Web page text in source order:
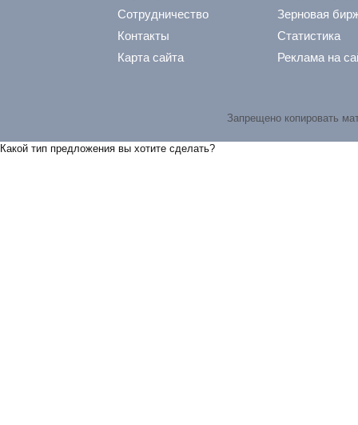
Сотрудничество
Контакты
Карта сайта
Зерновая
Статистика
Реклама на
Запрещено копировать
Какой тип предложения вы хотите сделать?